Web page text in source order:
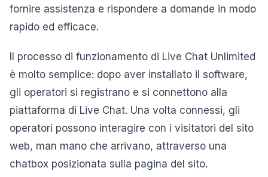
fornire assistenza e rispondere a domande in modo
rapido ed efficace.
Il processo di funzionamento di Live Chat Unlimited
è molto semplice: dopo aver installato il software,
gli operatori si registrano e si connettono alla
piattaforma di Live Chat. Una volta connessi, gli
operatori possono interagire con i visitatori del sito
web, man mano che arrivano, attraverso una
chatbox posizionata sulla pagina del sito.